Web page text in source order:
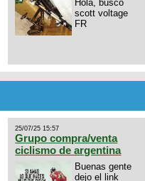
Hola, busco
scott voltage
FR
25/07/25 15:57
Grupo compra/venta
ciclismo de argentina
Buenas gente
dejo el link